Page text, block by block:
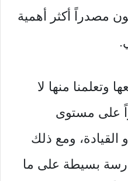
مصدراً أكثر أهمية
وتعلمنا منها لا
على مستوى
القيادة، ومع ذلك
بسيطة على ما